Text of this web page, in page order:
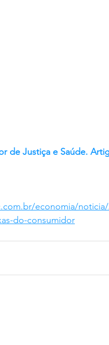
de Justiça e Saúde.
economia/
do-consumidor